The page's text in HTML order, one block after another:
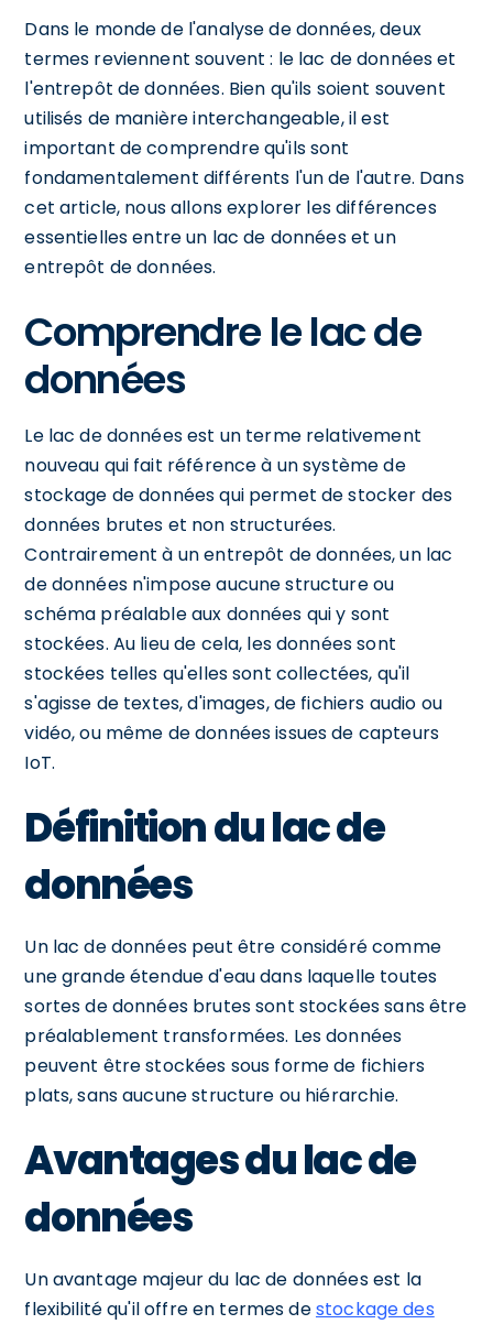
Dans le monde de l'analyse de données, deux
termes reviennent souvent : le lac de données et
l'entrepôt de données. Bien qu'ils soient souvent
utilisés de manière interchangeable, il est
important de comprendre qu'ils sont
fondamentalement différents l'un de l'autre. Dans
cet article, nous allons explorer les différences
essentielles entre un lac de données et un
entrepôt de données.
Comprendre le lac de
données
Le lac de données est un terme relativement
nouveau qui fait référence à un système de
stockage de données qui permet de stocker des
données brutes et non structurées.
Contrairement à un entrepôt de données, un lac
de données n'impose aucune structure ou
schéma préalable aux données qui y sont
stockées. Au lieu de cela, les données sont
stockées telles qu'elles sont collectées, qu'il
s'agisse de textes, d'images, de fichiers audio ou
vidéo, ou même de données issues de capteurs
IoT.
Définition du lac de
données
Un lac de données peut être considéré comme
une grande étendue d'eau dans laquelle toutes
sortes de données brutes sont stockées sans être
préalablement transformées. Les données
peuvent être stockées sous forme de fichiers
plats, sans aucune structure ou hiérarchie.
Avantages du lac de
données
Un avantage majeur du lac de données est la
flexibilité qu'il offre en termes destockage des